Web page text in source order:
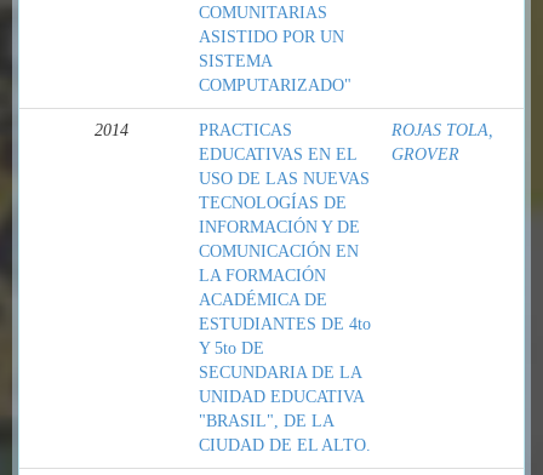
COMUNITARIAS
ASISTIDO POR UN
SISTEMA
COMPUTARIZADO"
2014
PRACTICAS
EDUCATIVAS EN EL
USO DE LAS NUEVAS
TECNOLOGÍAS DE
INFORMACIÓN Y DE
COMUNICACIÓN EN
LA FORMACIÓN
ACADÉMICA DE
ESTUDIANTES DE 4to
Y 5to DE
SECUNDARIA DE LA
UNIDAD EDUCATIVA
"BRASIL", DE LA
CIUDAD DE EL ALTO.
ROJAS TOLA,
GROVER